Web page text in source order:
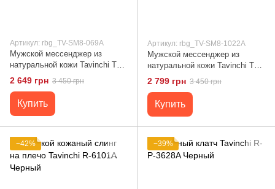
Артикул: rbg_TV-SM8-069A
Мужской мессенджер из
натуральной кожи Tavinchi TV-
SM8-069A Черный
2 649 грн 3 450 грн
Купить
Артикул: rbg_TV-SM8-1022A
Мужской мессенджер из
натуральной кожи Tavinchi TV-
SM8-1022A Черный
2 799 грн 3 450 грн
Купить
−42% −39%